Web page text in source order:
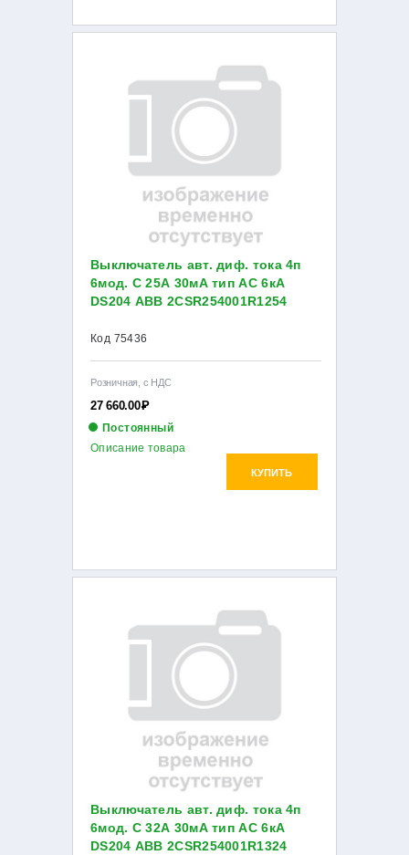
Выключатель авт. диф. тока 4п
6мод. C 25А 30мА тип AC 6кА
DS204 ABB 2CSR254001R1254
Код 75436
Розничная, с НДС
27 660.00Р
Постоянный
КУПИТЬ
Описание товара
Выключатель авт. диф. тока 4п
6мод. C 32А 30мА тип AC 6кА
DS204 ABB 2CSR254001R1324